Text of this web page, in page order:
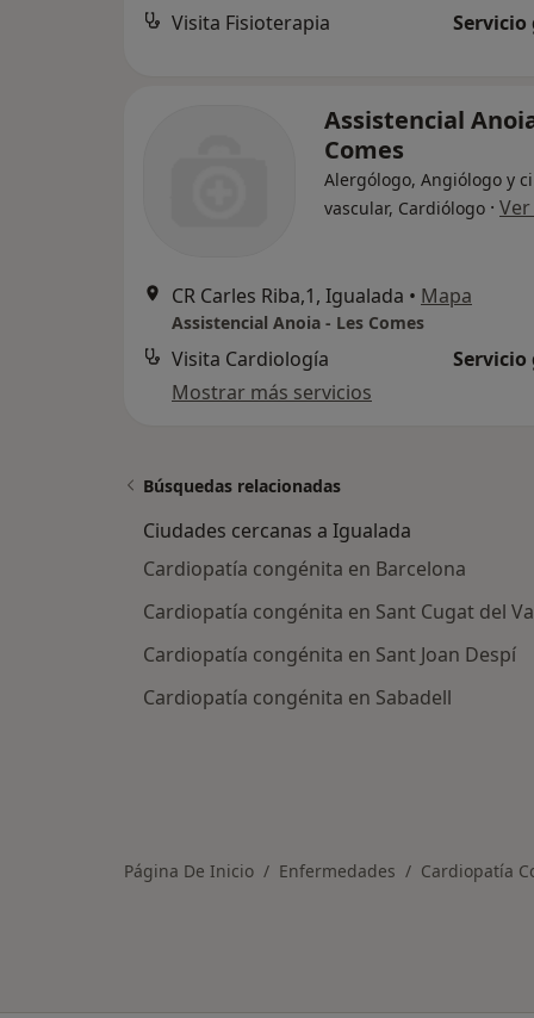
Visita Fisioterapia
Assistencial
Comes
Alergólogo, Angiólogo y
vascular, Cardiólogo ·
CR Carles Riba,1, Igualada • Mapa
Assistencial Anoia - Les Comes
Visita Cardiología
Mostrar más servicios
Búsquedas relacionadas
Ciudades cercanas a Igualada
Cardiopatía congénita en Barcelona
Cardiopatía congénita en Sant Cugat del
Cardiopatía congénita en Sant Joan Despí
Cardiopatía congénita en Sabadell
Página De Inicio Enfermedades Cardiopatía